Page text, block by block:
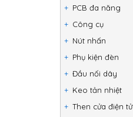
PCB đa năng
Công cụ
Nút nhấn
Phụ kiện đèn
Đầu nối dây
Keo tản nhiệt
Then cửa điện tử